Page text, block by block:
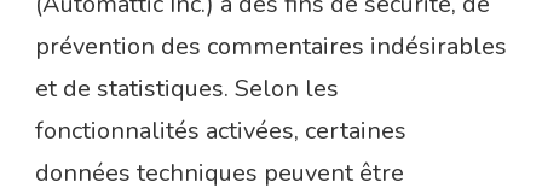
prévention des commentaires indésirables
et de statistiques. Selon les
fonctionnalités activées, certaines
données techniques peuvent être